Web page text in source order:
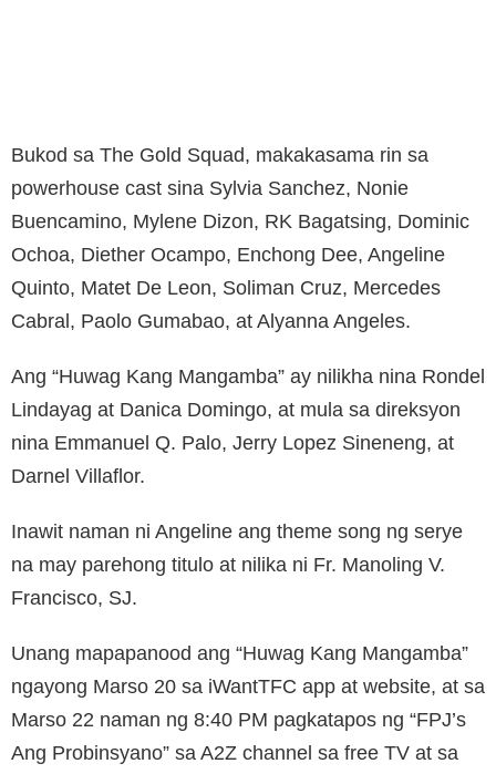
Bukod sa The Gold Squad, makakasama rin sa
powerhouse cast sina Sylvia Sanchez, Nonie
Buencamino, Mylene Dizon, RK Bagatsing, Dominic
Ochoa, Diether Ocampo, Enchong Dee, Angeline
Quinto, Matet De Leon, Soliman Cruz, Mercedes
Cabral, Paolo Gumabao, at Alyanna Angeles.
Ang “Huwag Kang Mangamba” ay nilikha nina Rondel
Lindayag at Danica Domingo, at mula sa direksyon
nina Emmanuel Q. Palo, Jerry Lopez Sineneng, at
Darnel Villaflor.
Inawit naman ni Angeline ang theme song ng serye
na may parehong titulo at nilika ni Fr. Manoling V.
Francisco, SJ.
Unang mapapanood ang “Huwag Kang Mangamba”
ngayong Marso 20 sa iWantTFC app at website, at sa
Marso 22 naman ng 8:40 PM pagkatapos ng “FPJ’s
Ang Probinsyano” sa A2Z channel sa free TV at sa